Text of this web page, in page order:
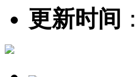
更新时间 ：